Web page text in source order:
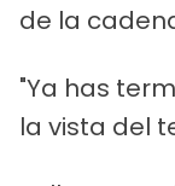
de la
"Ya has
la vista del